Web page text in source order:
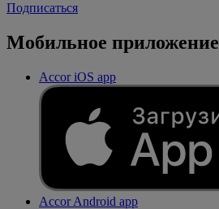
Подписаться
Мобильное приложение
Accor iOS app
Accor Android app